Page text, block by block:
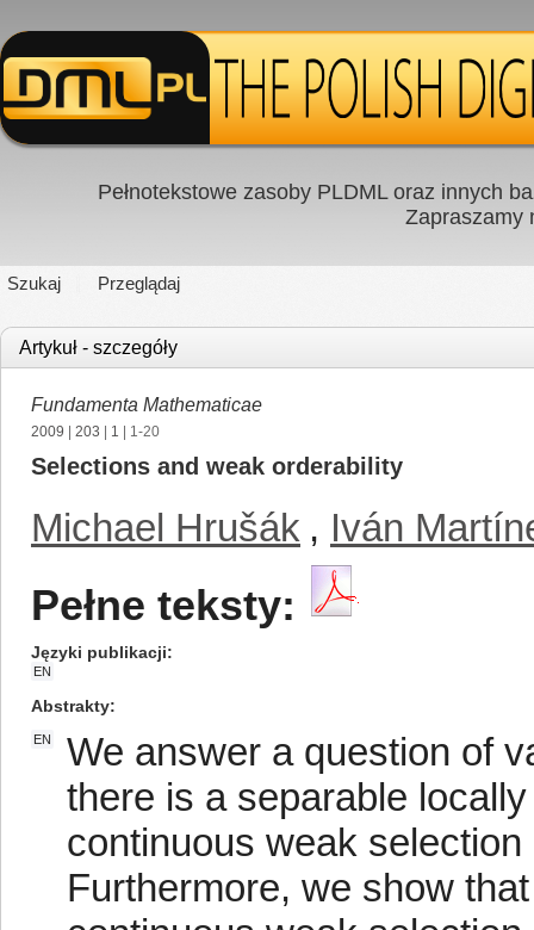
Pełnotekstowe zasoby PLDML oraz innych
Zapraszamy
Szukaj Przeglądaj
Artykuł - szczegóły
Fundamenta Mathematicae
2009 203 1 | 1-20
Selections and weak orderability
Michael Hrušák , Iván
Pełne teksty:
Języki publikacji
EN
Abstrakty
EN
We answer a question of
there is a separable
continuous weak
Furthermore, we show